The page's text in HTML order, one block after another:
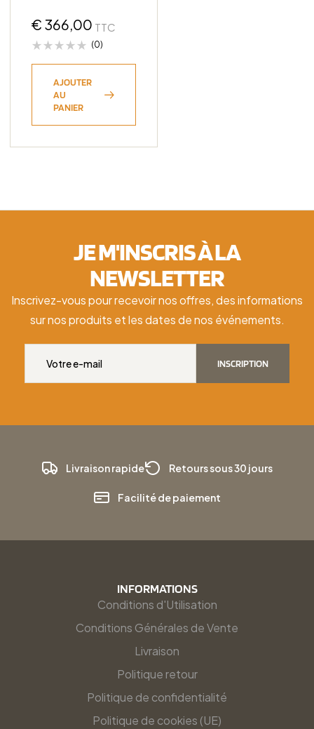
6×139.7 ET15
CB106.25
€ 366,00 TTC
(0)
AJOUTER
AU
PANIER
JE M'INSCRIS À LA
NEWSLETTER
Inscrivez-vous pour recevoir nos offres, des informations
sur nos produits et les dates de nos événements.
INSCRIPTION
Livraison rapide Retours sous 30 jours
Facilité de paiement
INFORMATIONS
Conditions d'Utilisation
Conditions Générales de Vente
Livraison
Politique retour
Politique de confidentialité
Politique de cookies (UE)